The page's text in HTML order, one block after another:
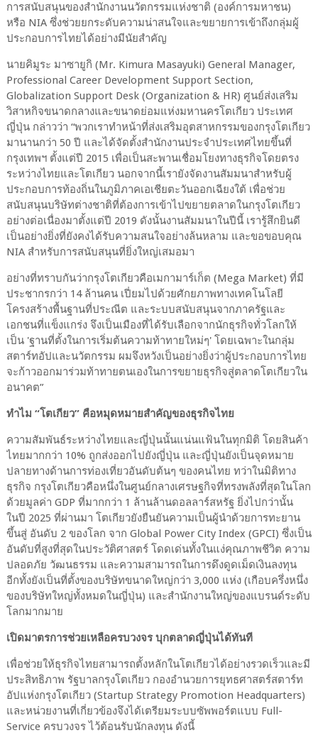
การสนับสนุนของสำนักงานนวัตกรรมแห่งชาติ (องค์การมหาชน)
หรือ NIA ซึ่งช่วยยกระดับความน่าสนใจและขยายการเข้าถึงกลุ่มผู้
ประกอบการไทยได้อย่างมีนัยสำคัญ
นายคิมูระ มาซายูกิ (Mr. Kimura Masayuki) General Manager,
Professional Career Development Support Section,
Globalization Support Desk (Organization & HR) ศูนย์ส่งเสริม
วิสาหกิจขนาดกลางและขนาดย่อมแห่งมหานครโตเกียว ประเทศ
ญี่ปุ่นกล่าวว่า “พวกเราทำหน้าที่ส่งเสริมอุตสาหกรรมของกรุงโตเกียว
มานานกว่า 50 ปี และได้จัดตั้งสำนักงานประจำประเทศไทยขึ้นที่
กรุงเทพฯ ตั้งแต่ปี 2015 เพื่อเป็นสะพานเชื่อมโยงทางธุรกิจโดยตรง
ระหว่างไทยและโตเกียว นอกจากนี้เรายังจัดงานสัมมนาสำหรับผู้
ประกอบการท้องถิ่นในภูมิภาคเอเชียตะวันออกเฉียงใต้ เพื่อช่วย
สนับสนุนบริษัทต่างชาติที่ต้องการเข้าไปขยายตลาดในกรุงโตเกียว
อย่างต่อเนื่องมาตั้งแต่ปี 2019 ดังนั้นงานสัมมนาในปีนี้ เรารู้สึกยินดี
เป็นอย่างยิ่งที่ยังคงได้รับความสนใจอย่างล้นหลาม และขอขอบคุณ
NIA สำหรับการสนับสนุนที่ยิ่งใหญ่เสมอมา
อย่างที่ทราบกันว่ากรุงโตเกียวคือเมกามาร์เก็ต (Mega Market) ที่มี
ประชากรกว่า 14ล้านคน เปี่ยมไปด้วยศักยภาพทางเทคโนโลยี
โครงสร้างพื้นฐานที่ประณีต และระบบสนับสนุนจากภาครัฐและ
เอกชนที่แข็งแกร่ง จึงเป็นเมืองที่ได้รับเลือกจากนักธุรกิจทั่วโลกให้
เป็น 'ฐานที่ตั้งในการเริ่มต้นความท้าทายใหม่ๆ' โดยเฉพาะในกลุ่ม
สตาร์ทอัปและนวัตกรรม ผมจึงหวังเป็นอย่างยิ่งว่าผู้ประกอบการไทย
จะก้าวออกมาร่วมท้าทายตนเองในการขยายธุรกิจสู่ตลาดโตเกียวใน
อนาคต”
ทำไม “โตเกียว” คือหมุดหมายสำคัญของธุรกิจไทย
ความสัมพันธ์ระหว่างไทยและญี่ปุ่นนั้นแน่นแฟ้นในทุกมิติ โดยสินค้า
ไทยมากกว่า 10% ถูกส่งออกไปยังญี่ปุ่น และญี่ปุ่นยังเป็นจุดหมาย
ปลายทางด้านการท่องเที่ยวอันดับต้นๆ ของคนไทย ทว่าในมิติทาง
ธุรกิจ กรุงโตเกียวคือหนึ่งในศูนย์กลางเศรษฐกิจที่ทรงพลังที่สุดในโลก
ด้วยมูลค่า GDP ที่มากกว่า 1 ล้านล้านดอลลาร์สหรัฐ ยิ่งไปกว่านั้น
ในปี 2025 ที่ผ่านมา โตเกียวยังยืนยันความเป็นผู้นำด้วยการทะยาน
ขึ้นสู่ อันดับ 2ของโลก จาก Global Power City Index (GPCI) ซึ่งเป็น
อันดับที่สูงที่สุดในประวัติศาสตร์ โดดเด่นทั้งในแง่คุณภาพชีวิต ความ
ปลอดภัย วัฒนธรรม และความสามารถในการดึงดูดเม็ดเงินลงทุน
อีกทั้งยังเป็นที่ตั้งของบริษัทขนาดใหญ่กว่า 3,000 แห่ง (เกือบครึ่งหนึ่ง
ของบริษัทใหญ่ทั้งหมดในญี่ปุ่น) และสำนักงานใหญ่ของแบรนด์ระดับ
โลกมากมาย
เปิดมาตรการช่วยเหลือครบวงจร บุกตลาดญี่ปุ่นได้ทันที
เพื่อช่วยให้ธุรกิจไทยสามารถตั้งหลักในโตเกียวได้อย่างรวดเร็วและมี
ประสิทธิภาพ รัฐบาลกรุงโตเกียว กองอำนวยการยุทธศาสตร์สตาร์ท
อัปแห่งกรุงโตเกียว (Startup Strategy Promotion Headquarters)
และหน่วยงานที่เกี่ยวข้องจึงได้เตรียมระบบซัพพอร์ตแบบ Full-
Service ครบวงจร ไว้ต้อนรับนักลงทุน ดังนี้